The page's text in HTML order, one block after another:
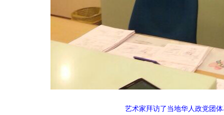
艺术家拜访了当地华人政党团